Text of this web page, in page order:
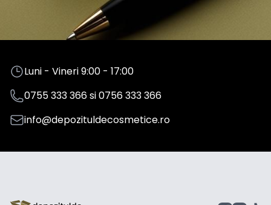
Luni - Vineri 9:00 - 17:00
0755 333 366si0756 333 366
info@depozituldecosmetice.ro